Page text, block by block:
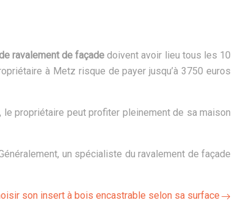
ravalement de façade doivent avoir lieu tous les 10
à Metz risque de payer jusqu’à 3750 euros
le propriétaire peut profiter pleinement de sa maison
un spécialiste du ravalement de façade
son insert à bois encastrable selon sa surface